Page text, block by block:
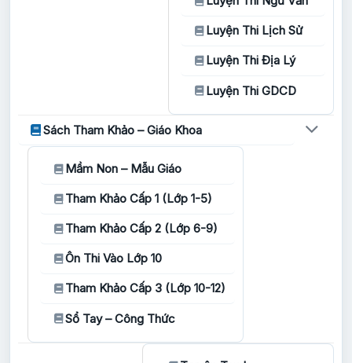
Luyện Thi Lịch Sử
Luyện Thi Địa Lý
Luyện Thi GDCD
Sách Tham Khảo – Giáo Khoa
Mầm Non – Mẫu Giáo
Tham Khảo Cấp 1 (Lớp 1-5)
Tham Khảo Cấp 2 (Lớp 6-9)
Ôn Thi Vào Lớp 10
Tham Khảo Cấp 3 (Lớp 10-12)
Sổ Tay – Công Thức